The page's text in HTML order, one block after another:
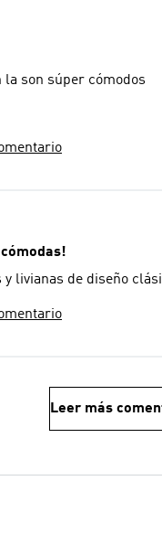
la son súper cómodos
livianas de diseño
Leer más